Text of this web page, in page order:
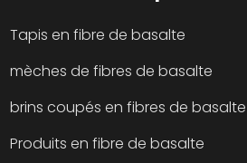
Tapis en fibre de basalte
mèches de fibres de basalte
brins coupés en fibres de basalte
Produits en fibre de basalte